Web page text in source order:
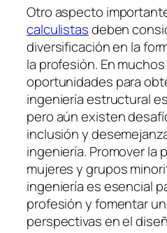
Otro aspecto
calculistasdeben
diversificación en la
la profesión. En
oportunidades para
ingeniería estructural
pero aún existen
inclusión y
ingeniería. Promover la
mujeres y grupos
ingeniería es esencial
profesión y fomentar
perspectivas en el